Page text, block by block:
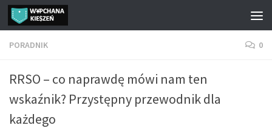
Przejdź do treści
PORADNIK 0
RRSO – co naprawdę mówi nam ten
wskaźnik? Przystępny przewodnik dla
każdego